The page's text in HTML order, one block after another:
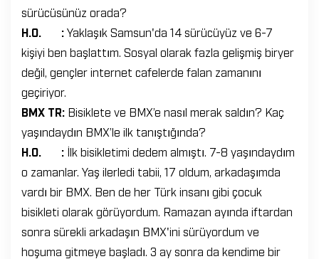
sürücüsünüz orada?
H.O. : Yaklaşık Samsun'da 14 sürücüyüz ve 6-7
kişiyi ben başlattım. Sosyal olarak fazla gelişmiş biryer
değil, gençler internet cafelerde falan zamanını
geçiriyor.
BMX TR: Bisiklete ve BMX’e nasıl merak saldın? Kaç
yaşındaydın BMX’le ilk tanıştığında?
H.O. : İlk bisikletimi dedem almıştı. 7-8 yaşındaydım
o zamanlar. Yaş ilerledi tabii, 17 oldum, arkadaşımda
vardı bir BMX. Ben de her Türk insanı gibi çocuk
bisikleti olarak görüyordum. Ramazan ayında iftardan
sonra sürekli arkadaşın BMX'ini sürüyordum ve
hoşuma gitmeye başladı. 3 ay sonra da kendime bir